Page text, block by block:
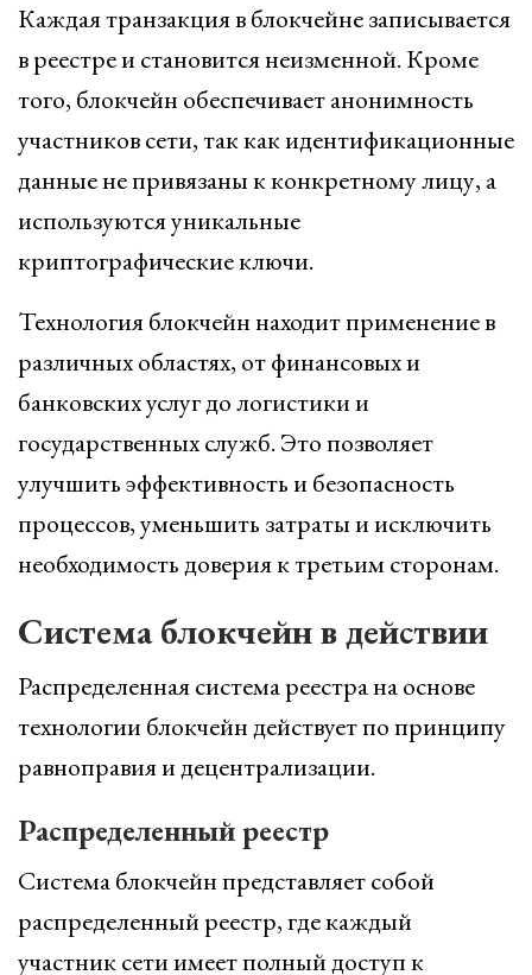
Каждая транзакция в блокчейне записывается
в реестре и становится неизменной. Кроме
того, блокчейн обеспечивает анонимность
участников сети, так как идентификационные
данные не привязаны к конкретному лицу, а
используются уникальные
криптографические ключи.
Технология блокчейн находит применение в
различных областях, от финансовых и
банковских услуг до логистики и
государственных служб. Это позволяет
улучшить эффективность и безопасность
процессов, уменьшить затраты и исключить
необходимость доверия к третьим сторонам.
Система блокчейн в действии
Распределенная система реестра на основе
технологии блокчейн действует по принципу
равноправия и децентрализации.
Распределенный реестр
Система блокчейн представляет собой
распределенный реестр, где каждый
участник сети имеет полный доступ к